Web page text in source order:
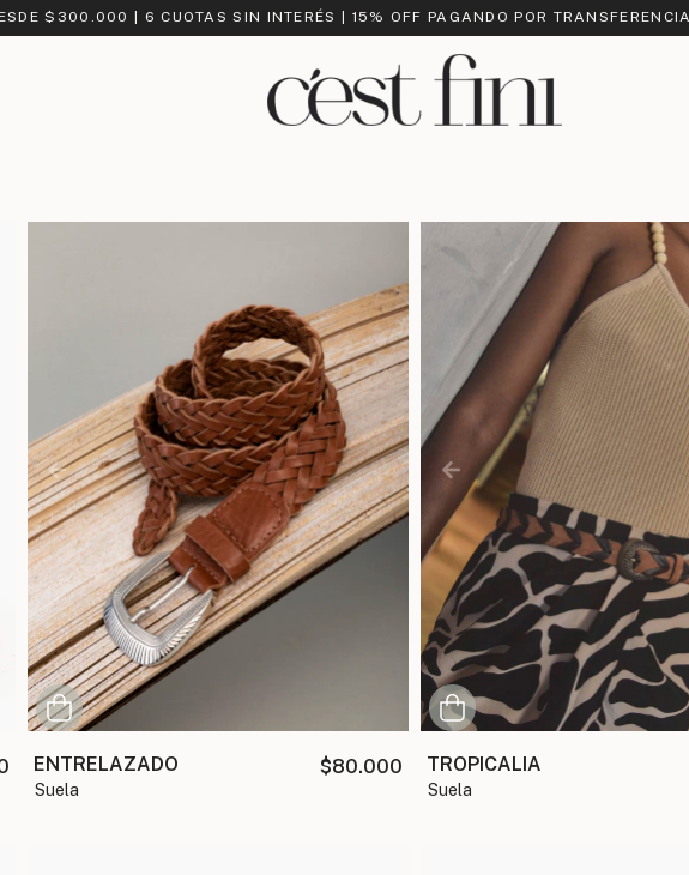
$300.000 | 6 CUOTAS SIN INTERÉS | 15% OFF PAGANDO POR
ENTRELAZADO
suela
$80.000 TROPICALIA
suela